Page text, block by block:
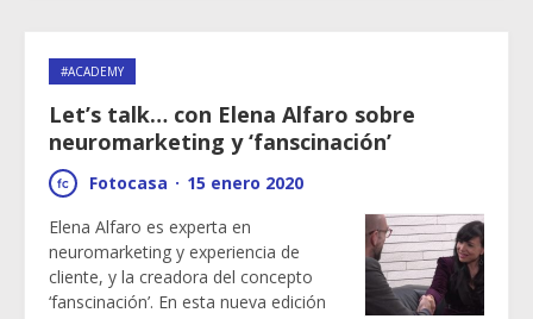
#ACADEMY
Let’s talk… con Elena Alfaro sobre
neuromarketing y ‘fanscinación’
Fotocasa · 15 enero 2020
Elena Alfaro es experta en
neuromarketing y experiencia de
cliente, y la creadora del concepto
‘fanscinación’. En esta nueva edición